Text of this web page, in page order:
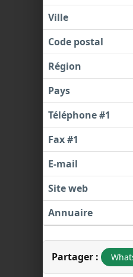
Ville
Code postal
Région
Pays
Téléphone #1
Fax #1
E-mail
Site web
Annuaire
Partager :